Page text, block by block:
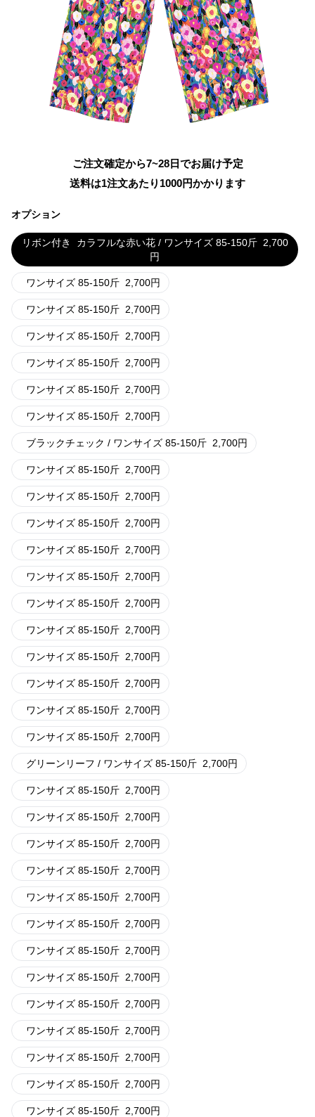
ご注文確定から7~28日でお届け予定
送料は1注文あたり 1000円かかります
オプション
リボン付き カラフルな赤い花 / ワンサイズ 85-150斤 2,700
円
ワンサイズ 85-150斤 2,700円
ワンサイズ 85-150斤 2,700円
ワンサイズ 85-150斤 2,700円
ワンサイズ 85-150斤 2,700円
ワンサイズ 85-150斤 2,700円
ワンサイズ 85-150斤 2,700円
ブラックチェック / ワンサイズ 85-150斤 2,700円
ワンサイズ 85-150斤 2,700円
ワンサイズ 85-150斤 2,700円
ワンサイズ 85-150斤 2,700円
ワンサイズ 85-150斤 2,700円
ワンサイズ 85-150斤 2,700円
ワンサイズ 85-150斤 2,700円
ワンサイズ 85-150斤 2,700円
ワンサイズ 85-150斤 2,700円
ワンサイズ 85-150斤 2,700円
ワンサイズ 85-150斤 2,700円
ワンサイズ 85-150斤 2,700円
グリーンリーフ / ワンサイズ 85-150斤 2,700円
ワンサイズ 85-150斤 2,700円
ワンサイズ 85-150斤 2,700円
ワンサイズ 85-150斤 2,700円
ワンサイズ 85-150斤 2,700円
ワンサイズ 85-150斤 2,700円
ワンサイズ 85-150斤 2,700円
ワンサイズ 85-150斤 2,700円
ワンサイズ 85-150斤 2,700円
ワンサイズ 85-150斤 2,700円
ワンサイズ 85-150斤 2,700円
ワンサイズ 85-150斤 2,700円
ワンサイズ 85-150斤 2,700円
ワンサイズ 85-150斤 2,700円